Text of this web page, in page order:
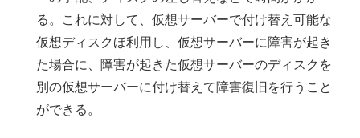
る。これに対して、仮想サーバーで付け替え可能な
仮想ディスクほ利用し、仮想サーバーに障害が起き
た場合に、障害が起きた仮想サーバーのディスクを
別の仮想サーバーに付け替えて障害復旧を行うこと
ができる。